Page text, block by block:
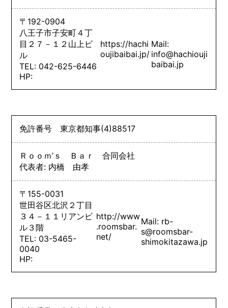
〒192-0904
八王子市子安町４丁
目２７－１２山上ビ
ル
TEL: 042-625-6446
HP:
https://hachi
oujibaibai.jp/
Mail:
info@hachiouji
baibai.jp
免許番号東京都知事(4)88517
Ｒｏｏｍ’ｓ Ｂａｒ 合同会社
代表者: 内橋 由孝
〒155-0031
世田谷区北沢２丁目
３４－１１リアンビ
ル３階
TEL: 03-5465-
0040
HP:
http://www
.roomsbar.
net/
Mail: rb-
s@roomsbar-
shimokitazawa.jp